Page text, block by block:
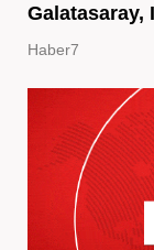
Galatasaray,
Haber7